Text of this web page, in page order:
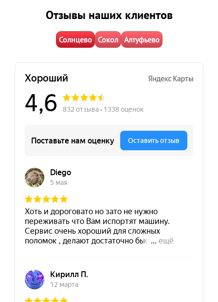
Отзывы наших клиентов
Солнцево Сокол Алтуфьево